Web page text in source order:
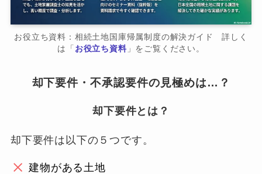
お役立ち資料：相続土地国庫帰属制度の解決ガイド 詳しく
は「 お役立ち資料」をご覧ください。
却下要件・不承認要件の見極めは…？
却下要件とは？
却下要件は以下の５つです。
建物がある土地